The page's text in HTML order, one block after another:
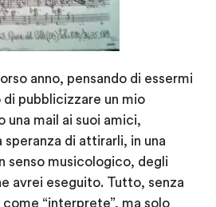
anno, pensando di essermi
di pubblicizzare un mio
mail ai suoi amici,
speranza di attirarli, in una
senso musicologico, degli
avrei eseguito. Tutto, senza
“interprete”, ma solo